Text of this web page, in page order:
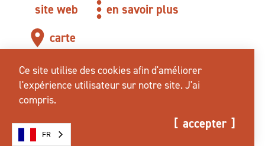
site web
en savoir plus
carte
Ce site utilise des cookies afin d'améliorer
l'expérience utilisateur sur notre site.J'ai
compris.
accepter
FR